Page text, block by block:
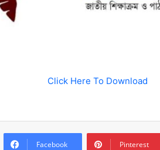
Click Here To Download
Facebook Pinterest